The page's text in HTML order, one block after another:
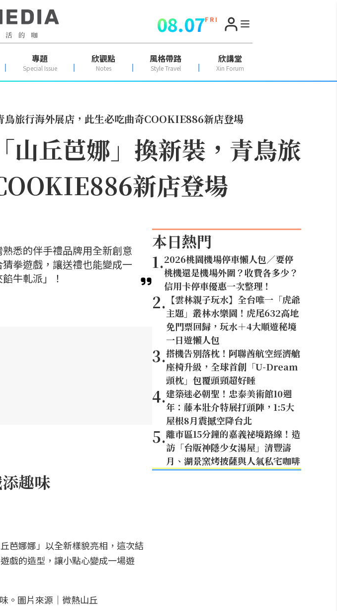
08.07F R I
專題
Special Issue
欣觀點
Notes
風格帶路
Style Travel
欣講堂
Xin Forum
旅行海外展店，此生必吃曲奇COOKIE886新店登場
山丘芭娜」換新裝，青鳥旅
新店登場
悉的伴手禮品牌用全新創意
拳遊戲，讓送禮也能變成一
牛軋派」！
趣味
芭娜娜」以全新樣貌亮相，這次結
戲的造型，讓小點心變成一場遊
本日熱門
1.2026桃園機場停車懶人包／要停
桃機還是機場外圍？收費各多少？
信用卡停車優惠一次整理！
2. 【雲林親子玩水】全台唯一「虎爺
主題」叢林水樂園！虎尾632高地
免門票回歸，玩水＋4大順遊秘境
一日遊懶人包
3.搭機告別落枕！阿聯酋航空經濟艙
座椅升級，全球首創「U-Dream
頭枕」包覆頭頸超好睡
4.建築迷必朝聖！忠泰美術館10週
年：藤本壯介特展打頭陣，1:5大
屋根8月震撼空降台北
5.離市區15分鐘的嘉義祕境路線！造
訪「台版神隱少女湯屋」清豐濤
月、湖景窯烤披薩與人氣私宅咖啡